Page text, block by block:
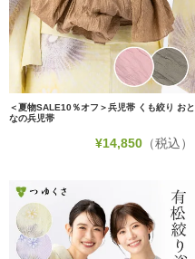
＜夏物SALE10％オフ＞兵児帯 くも絞り おと
なの兵児帯
¥14,850 （税込）